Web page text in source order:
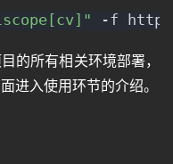
-f
的所有相关环境部署，
进入使用环节的介绍。